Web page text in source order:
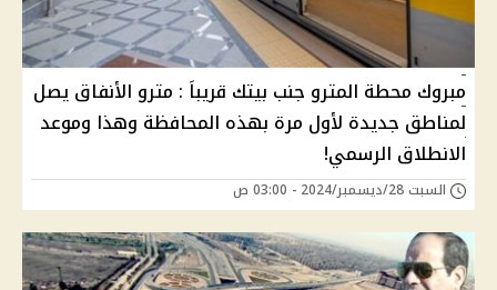
مبروك محطة المترو جنب بيتك قريباَ : مترو الأنفاق يصل
لمناطق جديدة لأول مرة بهذه المحافظة وهذا وموعد
الانطلاق الرسمي!
السبت 28/ديسمبر/2024 - 03:00 ص